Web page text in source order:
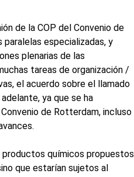
de la COP del Convenio de
especializadas, y
plenarias de las
tareas de organización /
el acuerdo sobre el llamado
ya que se ha
de Rotterdam, incluso
productos químicos propuestos
que estarían sujetos al